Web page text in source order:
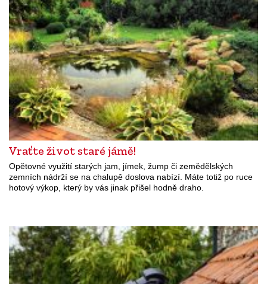
Vraťte život staré jámě!
Opětovné využití starých jam, jímek, žump či zemědělských
zemních nádrží se na chalupě doslova nabízí. Máte totiž po ruce
hotový výkop, který by vás jinak přišel hodně draho.